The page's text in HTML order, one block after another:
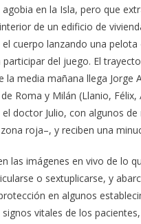
en la Isla, pero que
de un edificio de
cuerpo lanzando una
del juego. El
la media mañana llega
Roma y Milán (Llanio,
doctor Julio, con algunos
roja–, y reciben una
las imágenes en vivo de lo
o sextuplicarse, y
en algunos
vitales de los